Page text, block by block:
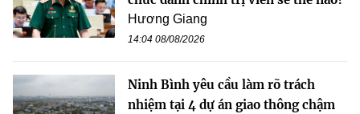
Hương Giang
14:04 08/08/2026
Ninh Bình yêu cầu làm rõ trách
nhiệm tại 4 dự án giao thông chậm